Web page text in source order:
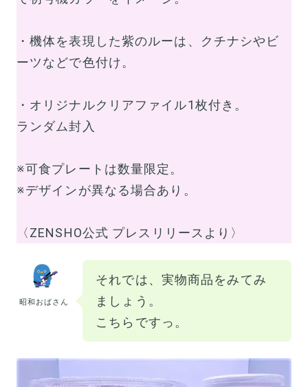
・機体を表現した紫のルーは、クチナシやビ
ーツなどで色付け。
・オリジナルクリアファイル1枚付き。
ランダム封入
※可食プレートは数量限定。
※デザインが異なる場合あり。
〈ZENSHO公式 プレスリリースより〉
昭和おばさん
それでは、実物商品をみてみ
ましょう。
こちらですっ。